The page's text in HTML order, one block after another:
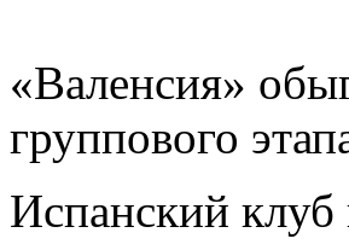
«Валенсия»
группового
Испанский клуб